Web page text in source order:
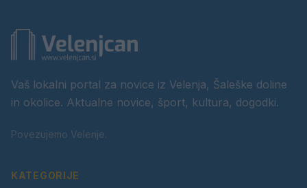
Vaš lokalni portal za novice iz Velenja, Šaleške doline
in okolice. Aktualne novice, šport, kultura, dogodki.
Povezujemo Velenje.
KATEGORIJE